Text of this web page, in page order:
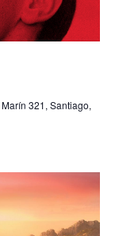
Marín 321, Santiago,